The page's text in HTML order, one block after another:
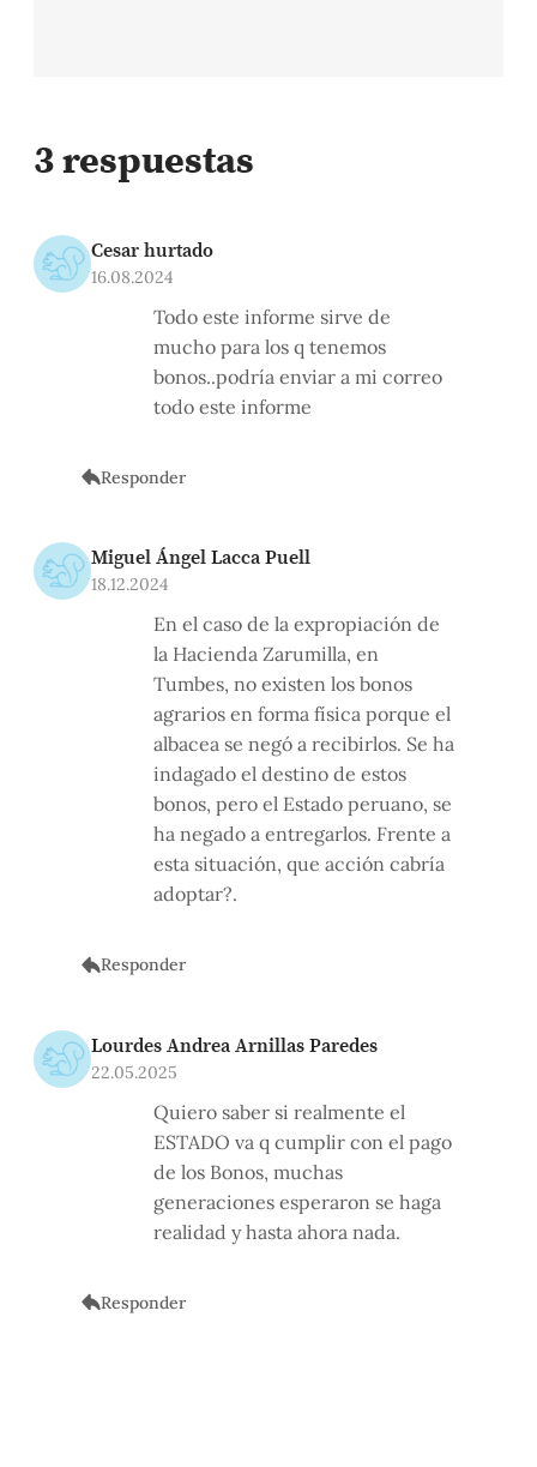
3 respuestas
Cesar hurtado
16.08.2024
Todo este informe sirve de
mucho para los q tenemos
bonos..podría enviar a mi correo
todo este informe
Responder
Miguel Ángel Lacca Puell
18.12.2024
En el caso de la expropiación de
la Hacienda Zarumilla, en
Tumbes, no existen los bonos
agrarios en forma física porque el
albacea se negó a recibirlos. Se ha
indagado el destino de estos
bonos, pero el Estado peruano, se
ha negado a entregarlos. Frente a
esta situación, que acción cabría
adoptar?.
Responder
Lourdes Andrea Arnillas Paredes
22.05.2025
Quiero saber si realmente el
ESTADO va q cumplir con el pago
de los Bonos, muchas
generaciones esperaron se haga
realidad y hasta ahora nada.
Responder